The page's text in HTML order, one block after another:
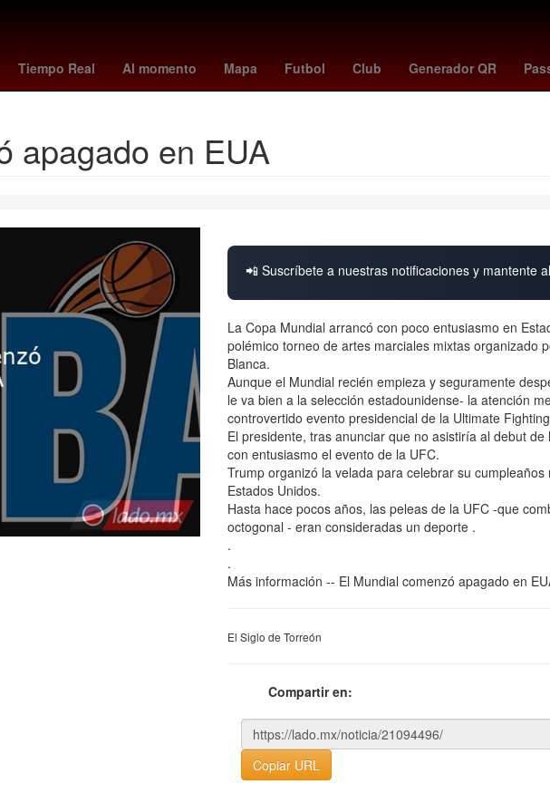
Tiempo Real Al momento Mapa Futbol Club Generador QR
Matt Damon Farmacias Similares El infierno santos vs ucv Jonatan Maidana
apagado en EUA
📲 Suscríbete a nuestras notificaciones y mantente
La Copa Mundial arrancó con poco entusiasmo en
polémico torneo de artes marciales mixtas organizado
Blanca.
Aunque el Mundial recién empieza y seguramente
le va bien a la selección estadounidense- la atención
controvertido evento presidencial de la Ultimate
El presidente, tras anunciar que no asistiría al debut
con entusiasmo el evento de la UFC.
Trump organizó la velada para celebrar su
Estados Unidos.
Hasta hace pocos años, las peleas de la UFC -que
octogonal - eran consideradas un deporte .
.
.
Más información -- El Mundial comenzó apagado en
El Siglo de Torreón
Compartir en:
Copiar URL